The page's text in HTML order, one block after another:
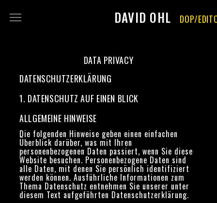
DAVID OHL DOP/
CONTACT
IMPRINT
DATA PRIVACY
DATENSCHUTZ­ERKLÄRUNG
1. DATENSCHUTZ AUF EINEN BLICK
ALLGEMEINE HINWEISE
Die folgenden Hinweise geben einen einfachen
Überblick darüber, was mit Ihren
personenbezogenen Daten passiert, wenn Sie diese
Website besuchen. Personenbezogene Daten sind
alle Daten, mit denen Sie persönlich identifiziert
werden können. Ausführliche Informationen zum
Thema Datenschutz entnehmen Sie unserer unter
diesem Text aufgeführten Datenschutzerklärung.